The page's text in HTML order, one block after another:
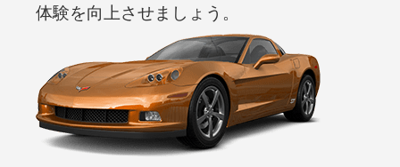
体験を向上させましょう。